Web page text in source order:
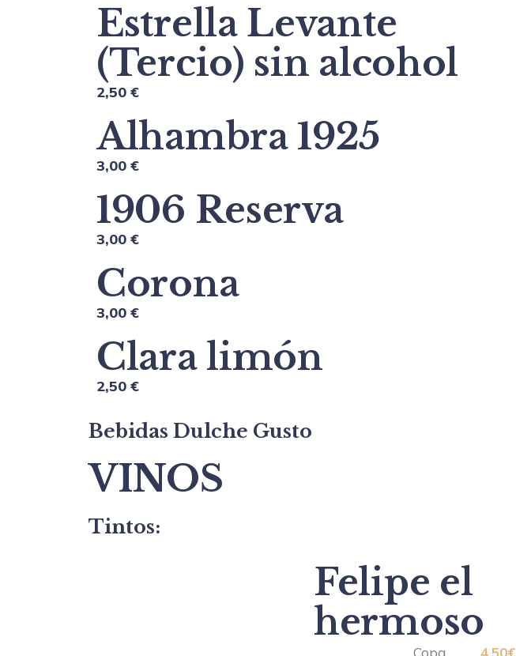
Estrella Levante
(Tercio) sin alcohol
2,50 €
Alhambra 1925
3,00 €
1906 Reserva
3,00 €
Corona
3,00 €
Clara limón
2,50 €
Bebidas Dulche Gusto
VINOS
Tintos:
Felipe el
hermoso
Copa………… 4,50€